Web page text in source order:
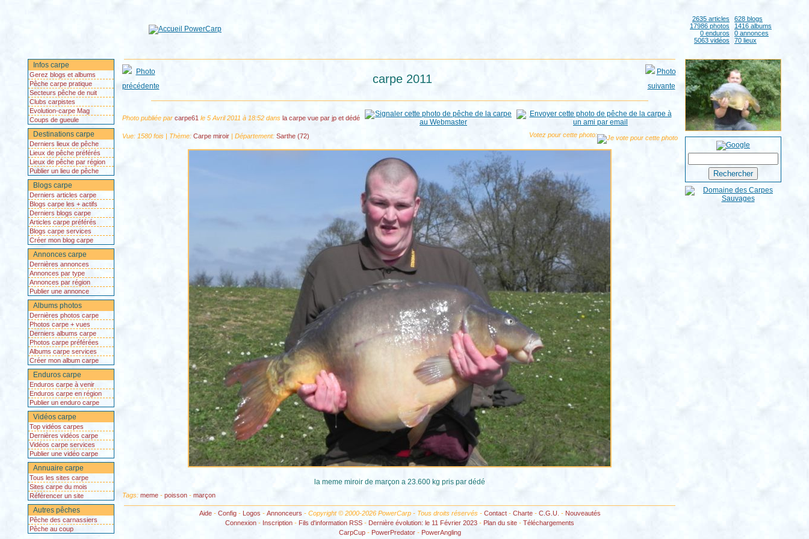
2635 articles
628 blogs
17986 photos
1416 albums
0 enduros
0 annonces
5063 vidéos
70 lieux
Infos carpe
Gerez blogs et albums
Pêche carpe pratique
Secteurs pêche de nuit
Clubs carpistes
Evolution-carpe Mag
Coups de gueule
Destinations carpe
Derniers lieux de pêche
Lieux de pêche préférés
Lieux de pêche par région
Publier un lieu de pêche
Blogs carpe
Derniers articles carpe
Blogs carpe les + actifs
Derniers blogs carpe
Articles carpe préférés
Blogs carpe services
Créer mon blog carpe
Annonces carpe
Dernières annonces
Annonces par type
Annonces par région
Publier une annonce
Albums photos
Dernières photos carpe
Photos carpe + vues
Derniers albums carpe
Photos carpe préférées
Albums carpe services
Créer mon album carpe
Enduros carpe
Enduros carpe à venir
Enduros carpe en région
Publier un enduro carpe
Vidéos carpe
Top vidéos carpes
Dernières vidéos carpe
Vidéos carpe services
Publier une vidéo carpe
Annuaire carpe
Tous les sites carpe
Sites carpe du mois
Référencer un site
Autres pêches
Pêche des carnassiers
Pêche au coup
carpe 2011
Photo publiée par carpe61 le 5 Avril 2011 à 18:52 dans la carpe vue par jp et dédé
Vue: 1580 fois | Thème: Carpe miroir| Département: Sarthe (72) Votez pour cette photo:
la meme miroir de marçon a 23.600 kg pris par dédé
Tags: meme- poisson- marçon
Aide- Config- Logos - Annonceurs - Copyright © 2000-2026 PowerCarp - Tous droits réservés - Contact- Charte- C.G.U. - Nouveautés
Connexion - Inscription - Fils d'information RSS - Dernière évolution: le 11 Février 2023 - Plan du site - Téléchargements
CarpCup- PowerPredator- PowerAngling